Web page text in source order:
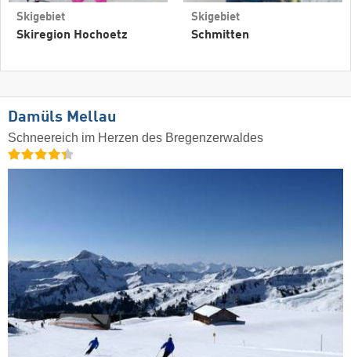
Skigebiet
Skiregion Hochoetz
Skigebiet
Schmitten
Damüls Mellau
Schneereich im Herzen des Bregenzerwaldes